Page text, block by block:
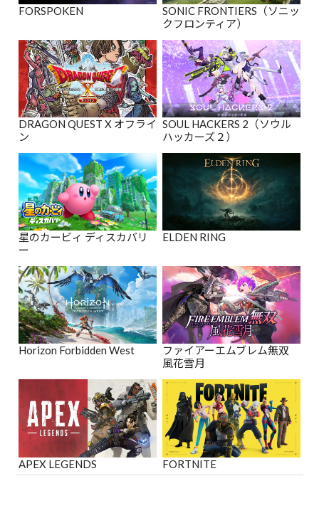
FORSPOKEN
SONIC FRONTIERS（ソニッ
クフロンティア）
DRAGON QUEST X オフライ
ン
SOUL HACKERS 2（ソウル
ハッカーズ２）
星のカービィ ディスカバリ
ー
ELDEN RING
Horizon Forbidden West
ファイアーエムブレム無双
風花雪月
APEX LEGENDS FORTNITE